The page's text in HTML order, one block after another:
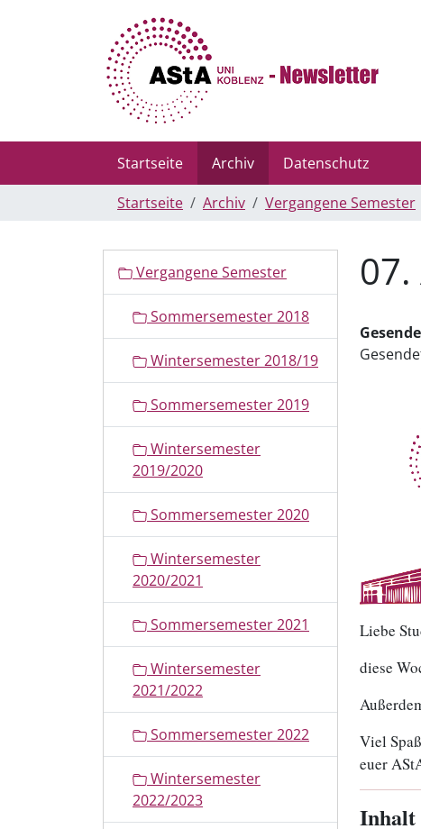
Startseite Archiv Datenschutz
Startseite
Archiv Vergangene Semester
Liebe
diese
Viel
euer
Inhalt
o
Vergangene Semester
Sommersemester 2018
Wintersemester 2018/19
Sommersemester 2019
Wintersemester
2019/2020
Sommersemester 2020
Wintersemester
2020/2021
Sommersemester 2021
Wintersemester
2021/2022
Sommersemester 2022
Wintersemester
2022/2023